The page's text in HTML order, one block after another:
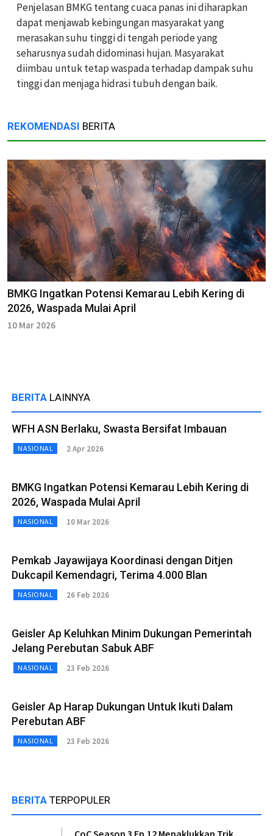
Penjelasan BMKG tentang cuaca panas ini diharapkan
dapat menjawab kebingungan masyarakat yang
merasakan suhu tinggi di tengah periode yang
seharusnya sudah didominasi hujan. Masyarakat
diimbau untuk tetap waspada terhadap dampak suhu
tinggi dan menjaga hidrasi tubuh dengan baik.
REKOMENDASI BERITA
BMKG Ingatkan Potensi Kemarau Lebih Kering di
2026, Waspada Mulai April
10 Mar 2026
BERITA LAINNYA
WFH ASN Berlaku, Swasta Bersifat Imbauan
NASIONAL 2 Apr 2026
BMKG Ingatkan Potensi Kemarau Lebih Kering di
2026, Waspada Mulai April
NASIONAL 10 Mar 2026
Pemkab Jayawijaya Koordinasi dengan Ditjen
Dukcapil Kemendagri, Terima 4.000 Blan
NASIONAL 26 Feb 2026
Geisler Ap Keluhkan Minim Dukungan Pemerintah
Jelang Perebutan Sabuk ABF
NASIONAL 23 Feb 2026
Geisler Ap Harap Dukungan Untuk Ikuti Dalam
Perebutan ABF
NASIONAL 23 Feb 2026
BERITA TERPOPULER